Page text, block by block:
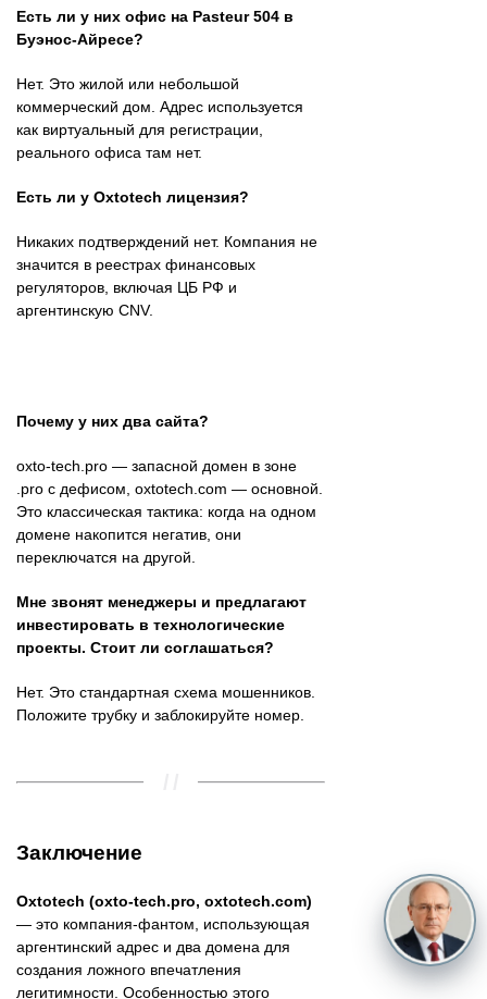
Есть ли у них офис на Pasteur 504 в
Буэнос-Айресе?
Нет. Это жилой или небольшой
коммерческий дом. Адрес используется
как виртуальный для регистрации,
реального офиса там нет.
Есть ли у Oxtotech лицензия?
Никаких подтверждений нет. Компания не
значится в реестрах финансовых
регуляторов, включая ЦБ РФ и
аргентинскую CNV.
Почему у них два сайта?
oxto-tech.pro — запасной домен в зоне
.pro с дефисом, oxtotech.com — основной.
Это классическая тактика: когда на одном
домене накопится негатив, они
переключатся на другой.
Мне звонят менеджеры и предлагают
инвестировать в технологические
проекты. Стоит ли соглашаться?
Нет. Это стандартная схема мошенников.
Положите трубку и заблокируйте номер.
Заключение
Oxtotech (oxto-tech.pro, oxtotech.com)
— это компания-фантом, использующая
аргентинский адрес и два домена для
создания ложного впечатления
легитимности. Особенностью этого